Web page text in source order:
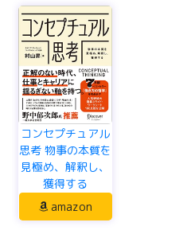
コンセプチュアル
思考 物事の本質を
見極め、解釈し、
獲得する
amazon